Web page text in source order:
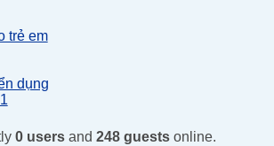
trẻ em
dụng
0 usersand 248 guestsonline.